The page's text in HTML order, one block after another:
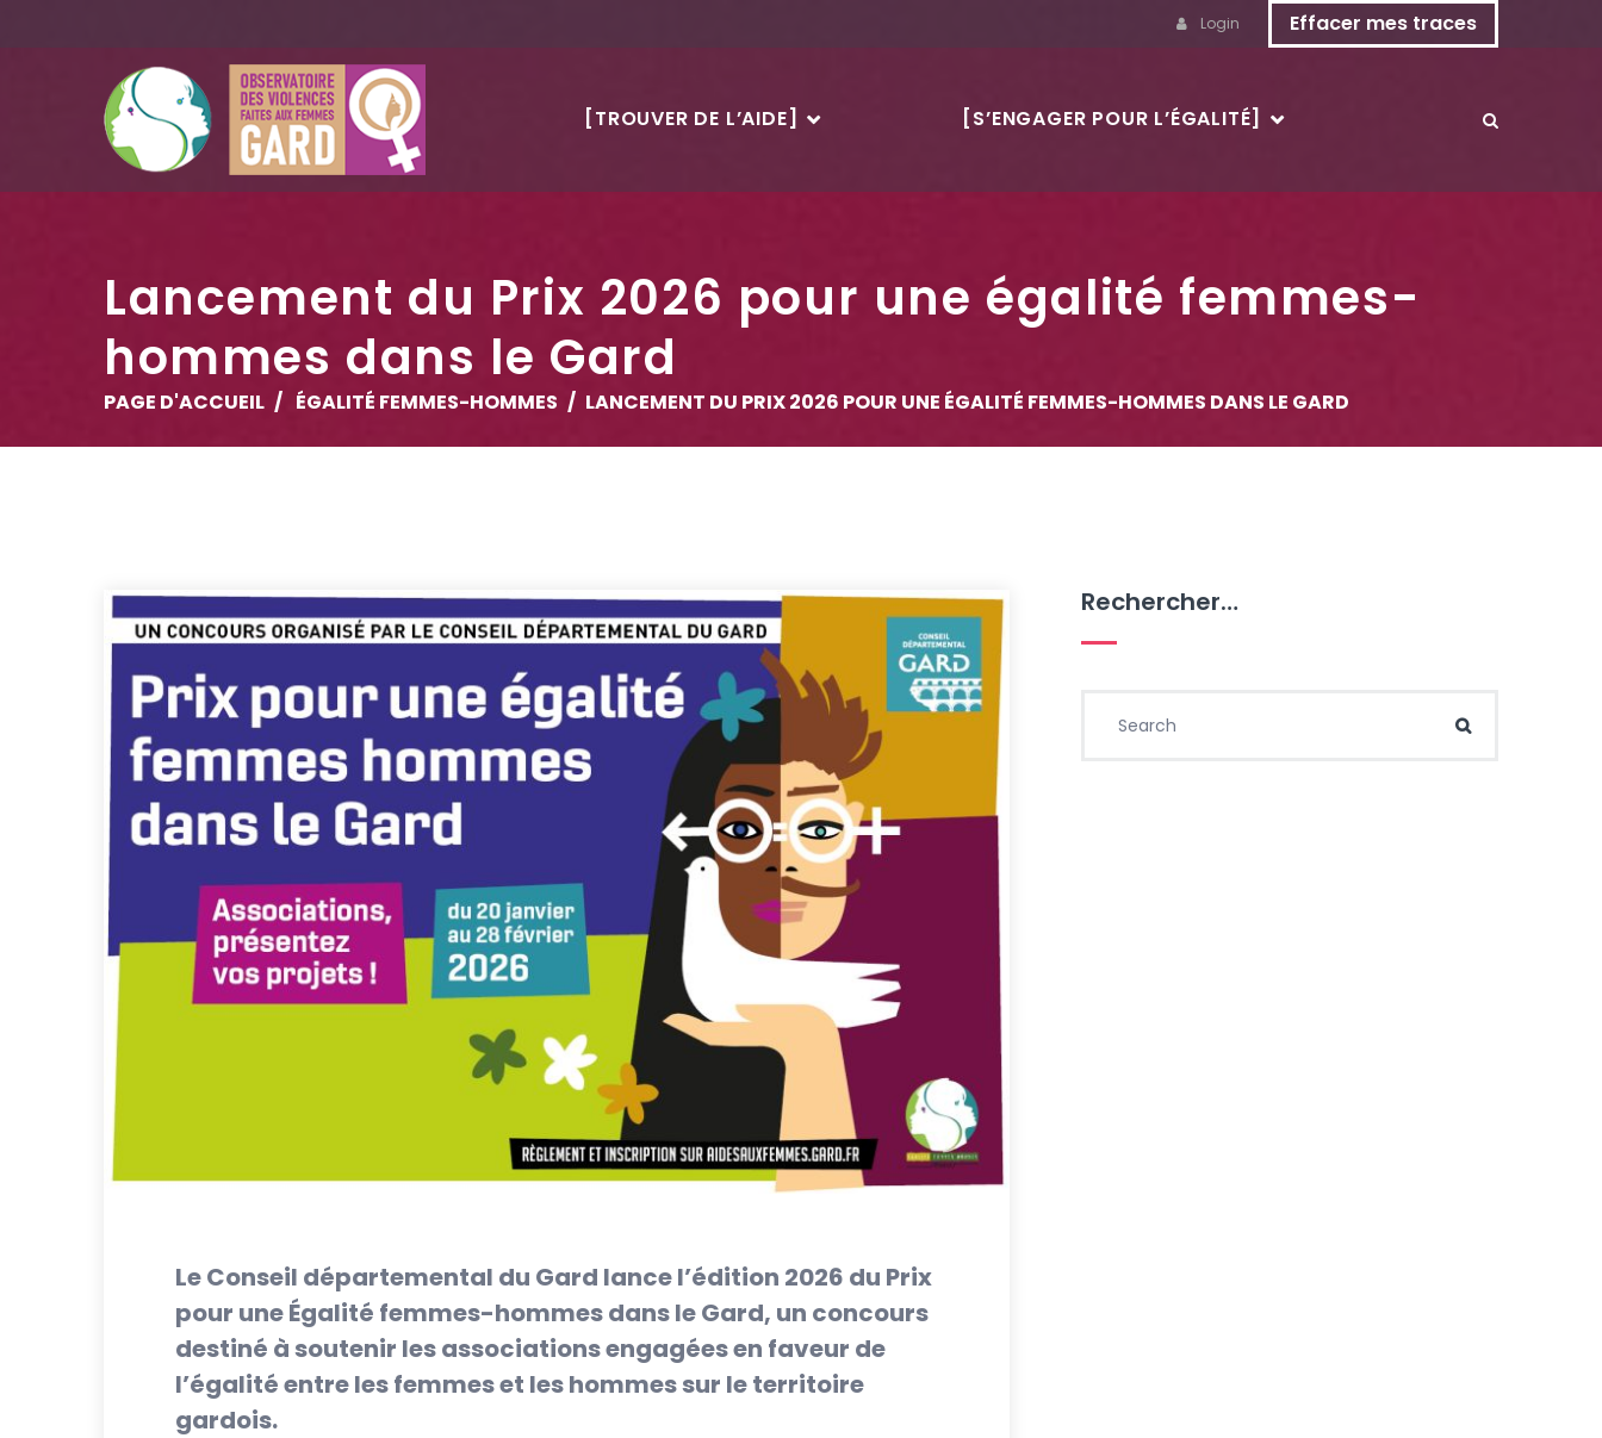
Login Effacer mes traces
[TROUVER DE L’AIDE] [S’ENGAGER POUR L’ÉGALITÉ]
Lancement du Prix 2026 pour une égalité femmes-
hommes dans le Gard
PAGE D'ACCUEIL ÉGALITÉ FEMMES-HOMMES LANCEMENT DU PRIX 2026 POUR UNE ÉGALITÉ FEMMES-HOMMES DANS LE GARD
Le Conseil départemental du Gard lance l’édition 2026 du Prix
pour une Égalité femmes-hommes dans le Gard, un concours
destiné à soutenir les associations engagées en faveur de
l’égalité entre les femmes et les hommes sur le territoire
gardois.
Rechercher…
Search